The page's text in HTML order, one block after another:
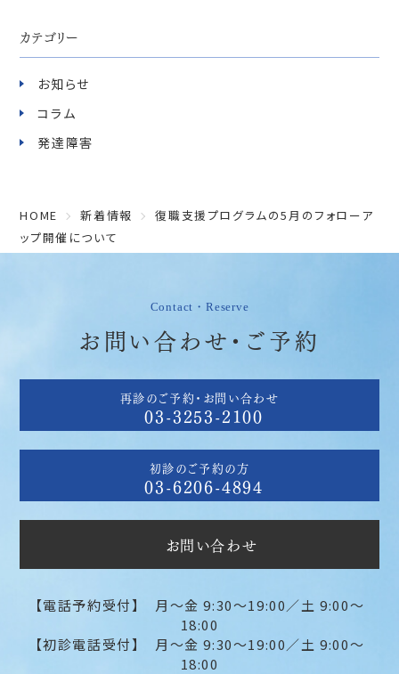
カテゴリー
お知らせ
コラム
発達障害
HOME 新着情報
復職支援プログラムの5月のフォローア
ップ開催について
Contact・Reserve
お問い合わせ・ご予約
再診のご予約・お問い合わせ
03-3253-2100
初診のご予約の方
03-6206-4894
お問い合わせ
【電話予約受付】 月～金 9:30〜19:00／土 9:00～
18:00
【初診電話受付】 月～金 9:30〜19:00／土 9:00～
18:00